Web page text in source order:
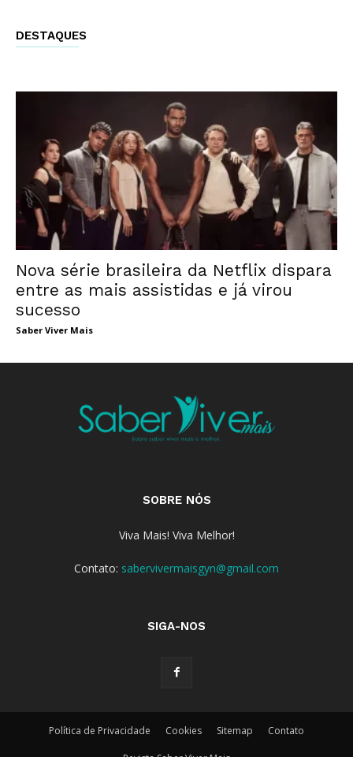
DESTAQUES
Nova série brasileira da Netflix dispara
entre as mais assistidas e já virou
sucesso
Saber Viver Mais
SOBRE NÓS
Viva Mais! Viva Melhor!
Contato: sabervivermaisgyn@gmail.com
SIGA-NOS
Política de Privacidade Cookies Sitemap Contato